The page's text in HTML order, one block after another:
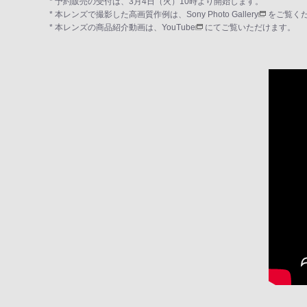
* 本レンズで撮影した高画質作例は、 Sony Photo Gallery
をご覧く
* 本レンズの商品紹介動画は、 YouTube にてご覧いただけます。